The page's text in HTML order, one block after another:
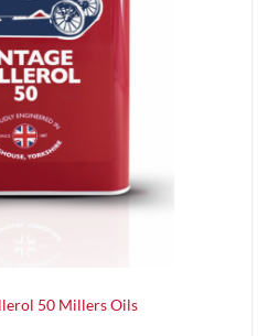
50 Millers Oils